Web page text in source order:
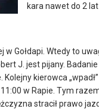
kara nawet do 2
w Gołdapi. Wtedy to
J. jest pijany.
kierowca
w Rapie. Tym
stracił prawo